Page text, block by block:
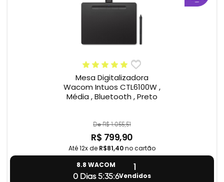
Mesa Digitalizadora
Wacom Intuos CTL6100W ,
Média , Bluetooth , Preto
De R$ 1.055,51
R$ 799,90
Até 12x de R$81,40no cartão
8.8 WACOM
0 Dias 5:35:5
1
Vendidos